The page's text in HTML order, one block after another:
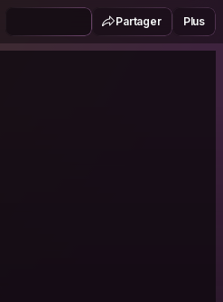
Partager Plus